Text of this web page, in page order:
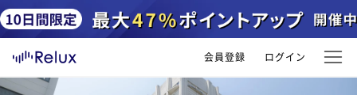
会員登録 ログイン